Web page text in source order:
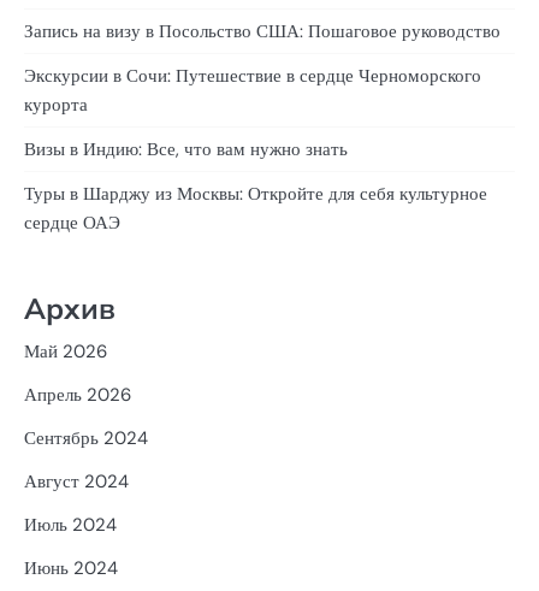
Запись на визу в Посольство США: Пошаговое руководство
Экскурсии в Сочи: Путешествие в сердце Черноморского
курорта
Визы в Индию: Все, что вам нужно знать
Туры в Шарджу из Москвы: Откройте для себя культурное
сердце ОАЭ
Архив
Май 2026
Апрель 2026
Сентябрь 2024
Август 2024
Июль 2024
Июнь 2024